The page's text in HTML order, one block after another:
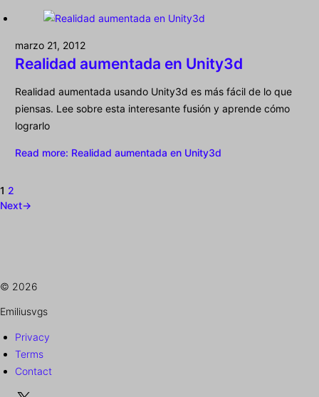
marzo 21, 2012
Realidad aumentada en Unity3d
Realidad aumentada usando Unity3d es más fácil de lo que
piensas. Lee sobre esta interesante fusión y aprende cómo
lograrlo
Read more: Realidad aumentada en Unity3d
1 2
Next→
© 2026
Emiliusvgs
Privacy
Terms
Contact